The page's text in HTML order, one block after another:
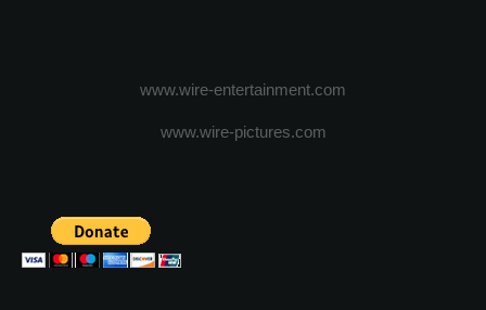
www.wire-entertainment.com
www.wire-pictures.com